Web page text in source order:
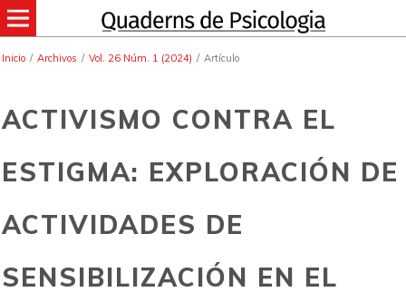
Inicio / Archivos / Vol. 26 Núm. 1 (2024) / Artículo
ACTIVISMO CONTRA EL
ESTIGMA: EXPLORACIÓN DE
ACTIVIDADES DE
SENSIBILIZACIÓN EN EL